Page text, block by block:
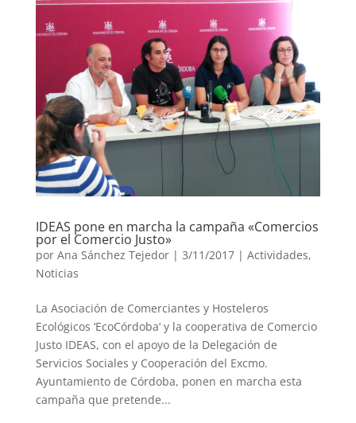
IDEAS pone en marcha la campaña «Comercios
por el Comercio Justo»
por Ana Sánchez Tejedor| 3/11/2017 | Actividades,
Noticias
La Asociación de Comerciantes y Hosteleros
Ecológicos ‘EcoCórdoba’ y la cooperativa de Comercio
Justo IDEAS, con el apoyo de la Delegación de
Servicios Sociales y Cooperación del Excmo.
Ayuntamiento de Córdoba, ponen en marcha esta
campaña que pretende...